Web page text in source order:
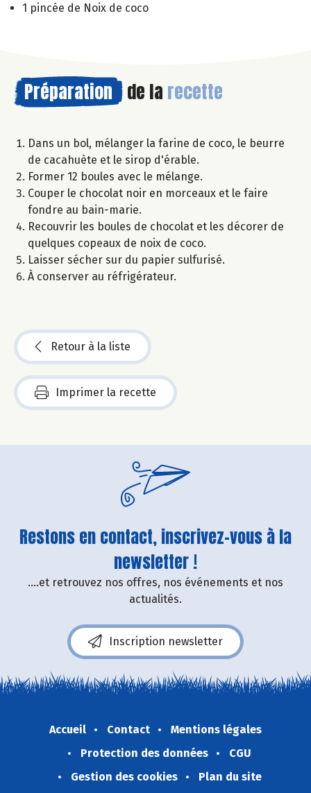
1 pincée de Noix de coco
Préparation de la recette
Dans un bol, mélanger la farine de coco, le beurre
de cacahuète et le sirop d'érable.
Former 12 boules avec le mélange.
Couper le chocolat noir en morceaux et le faire
fondre au bain-marie.
Recouvrir les boules de chocolat et les décorer de
quelques copeaux de noix de coco.
Laisser sécher sur du papier sulfurisé.
À conserver au réfrigérateur.
Retour à la liste
Imprimer la recette
Restons en contact, inscrivez-vous à la
newsletter !
....et retrouvez nos offres, nos événements et nos
actualités.
Inscription newsletter
Accueil Contact
Mentions légales
Protection des données
CGU
Gestion des cookies
Plan du site